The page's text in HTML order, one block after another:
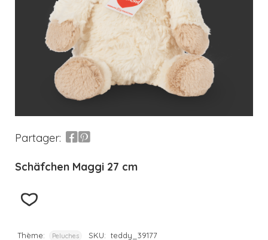
Partager:
Schäfchen Maggi 27 cm
Thème: Peluches SKU: teddy_39177